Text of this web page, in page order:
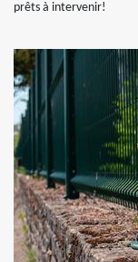
prêts à intervenir!